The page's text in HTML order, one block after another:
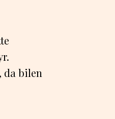
da bilen